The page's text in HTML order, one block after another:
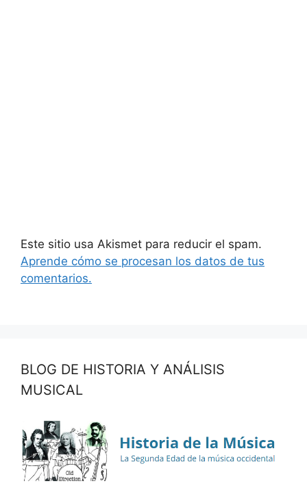
Este sitio usa Akismet para reducir el spam.
Aprende cómo se procesan los datos de tus
comentarios.
BLOG DE HISTORIA Y ANÁLISIS
MUSICAL